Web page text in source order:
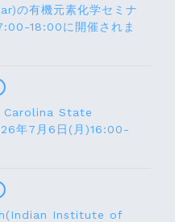
の有機元素化学セミナ
18:00に開催されま
State
年7月6日(月)16:00-
Institute of